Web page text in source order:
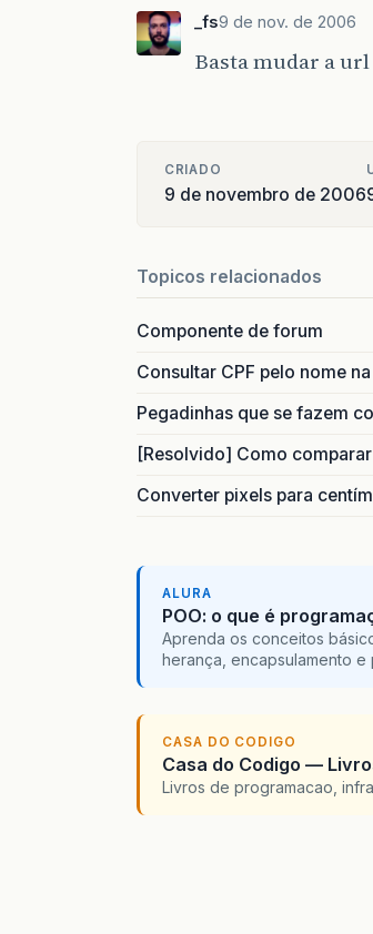
_fs9 de nov. de 2006
Basta mudar a
CRIADO
9 de novembro de 2006
Topicos relacionados
Componente de forum
Consultar CPF pelo nome
Pegadinhas que se fazem
[Resolvido] Como
Converter pixels para
ALURA
POO: o que é
Aprenda os conceitos
herança, encapsulamento e
CASA DO CODIGO
Casa do Codigo —
Livros de programacao,